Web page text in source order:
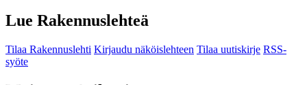
Lue Rakennuslehteä
Tilaa Rakennuslehti Kirjaudu näköislehteen Tilaa uutiskirje RSS-
syöte